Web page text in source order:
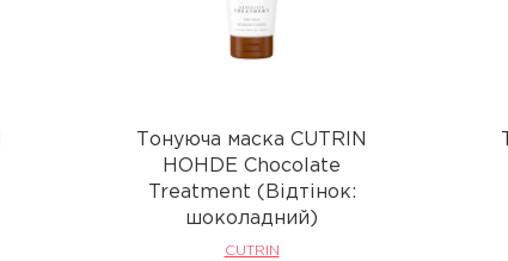
Тонуюча маска CUTRIN
HOHDE Chocolate
Treatment (Відтінок:
шоколадний)
CUTRIN